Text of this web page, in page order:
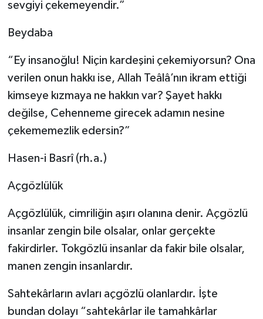
sevgiyi çekemeyendir.”
Beydaba
“Ey insanoğlu! Niçin kardeşini çekemiyorsun? Ona
verilen onun hakkı ise, Allah Teâlâ’nın ikram ettiği
kimseye kızmaya ne hakkın var? Şayet hakkı
değilse, Cehenneme girecek adamın nesine
çekememezlik edersin?”
Hasen-i Basrî (rh.a.)
Açgözlülük
Açgözlülük, cimriliğin aşırı olanına denir. Açgözlü
insanlar zengin bile olsalar, onlar gerçekte
fakirdirler. Tokgözlü insanlar da fakir bile olsalar,
manen zengin insanlardır.
Sahtekârların avları açgözlü olanlardır. İşte
bundan dolayı “sahtekârlar ile tamahkârlar